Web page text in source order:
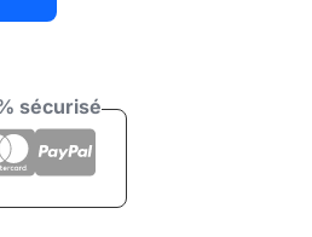
sécurisé